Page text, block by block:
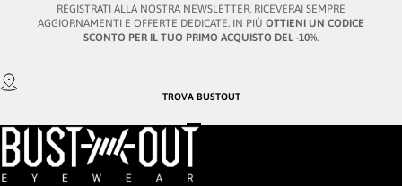
REGISTRATI ALLA NOSTRA NEWSLETTER, RICEVERAI SEMPRE
AGGIORNAMENTI E OFFERTE DEDICATE. IN PIÙ OTTIENI UN CODICE
SCONTO PER IL TUO PRIMO ACQUISTO DEL -10%.
TROVA BUSTOUT
VAI ALL'ARTICOLO 1